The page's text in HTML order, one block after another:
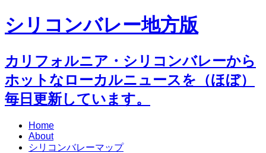
シリコンバレー地方版
カリフォルニア・シリコンバレーから
ホットなローカルニュースを（ほぼ）
毎日更新しています。
Home
About
シリコンバレーマップ